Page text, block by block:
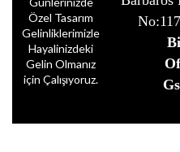
Özel Tasarım
Gelinliklerimizle
Hayalinizdeki
Gelin Olmanız
için Çalışıyoruz.